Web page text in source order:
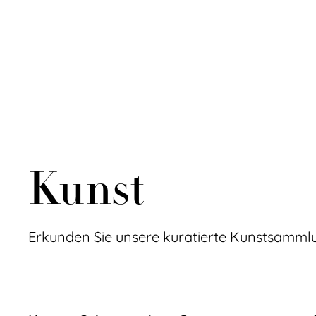
Kunst
Erkunden Sie unsere kuratierte